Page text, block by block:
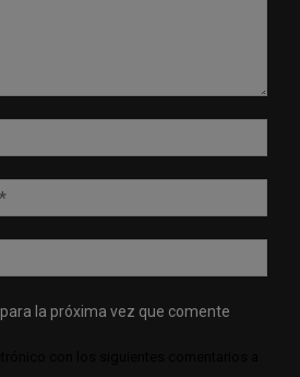
la próxima vez que comente